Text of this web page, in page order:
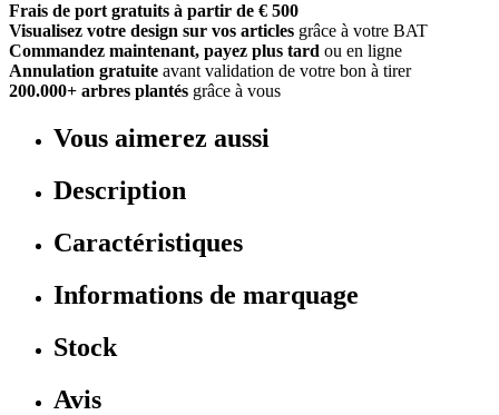
Frais de port gratuits à partir de € 500
Visualisez votre design sur vos articles grâce à votre BAT
Commandez maintenant, payez plus tard ou en ligne
Annulation gratuite avant validation de votre bon à tirer
200.000+ arbres plantés grâce à vous
Vous aimerez aussi
Description
Caractéristiques
Informations de marquage
Stock
Avis